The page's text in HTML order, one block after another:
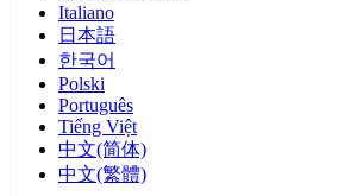
Italiano
日本語
한국어
Polski
Português
Tiếng Việt
中文(简体)
中文(繁體)